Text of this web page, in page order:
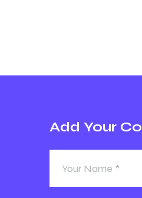
Add Your